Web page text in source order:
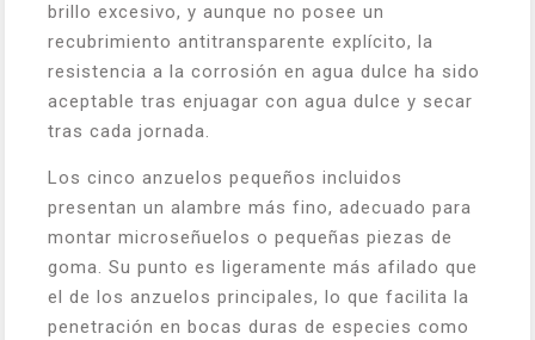
brillo excesivo, y aunque no posee un
recubrimiento antitransparente explícito, la
resistencia a la corrosión en agua dulce ha sido
aceptable tras enjuagar con agua dulce y secar
tras cada jornada.
Los cinco anzuelos pequeños incluidos
presentan un alambre más fino, adecuado para
montar microseñuelos o pequeñas piezas de
goma. Su punto es ligeramente más afilado que
el de los anzuelos principales, lo que facilita la
penetración en bocas duras de especies como